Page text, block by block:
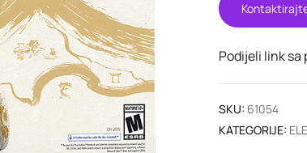
Podijeli link
SKU: 61054
KATEGORIJE: